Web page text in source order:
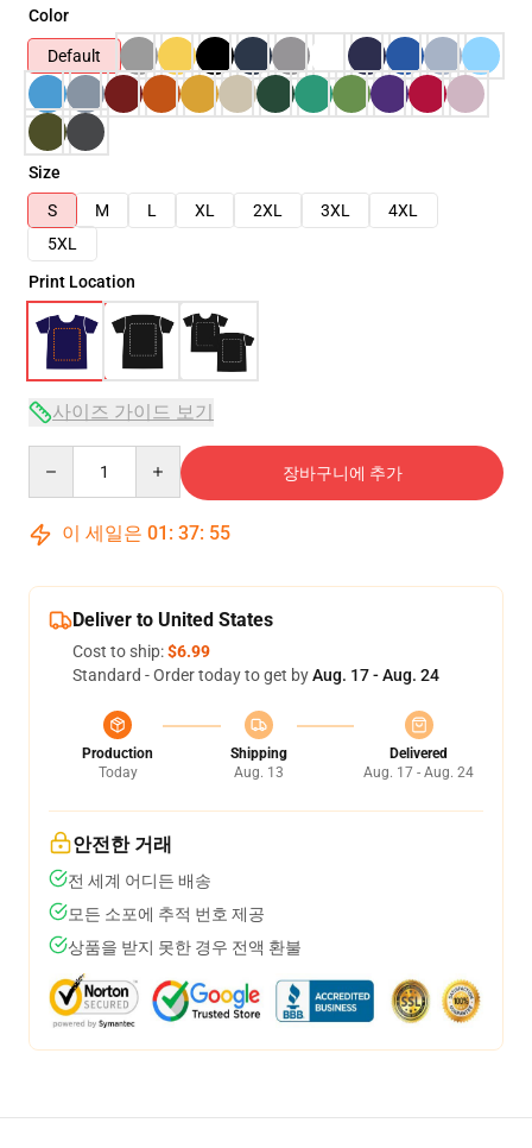
Color
Default
Size
S
M L XL 2XL 3XL
4XL
5XL
Print Location
사이즈 가이드 보기
장바구니에 추가
이 세일은 01 : 37: 54
Deliver to United States
Cost to ship:$6.99
Standard - Order today to get byAug. 17 - Aug. 24
Production
Today
Shipping
Aug. 13
Delivered
Aug. 17 - Aug. 24
안전한 거래
전 세계 어디든 배송
모든 소포에 추적 번호 제공
상품을 받지 못한 경우 전액 환불